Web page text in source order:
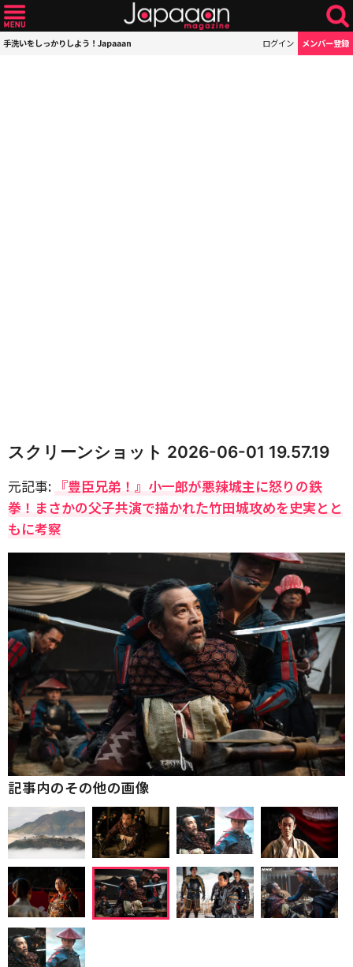
手洗いをしっかりしよう！Japaaan ログイン メンバー登録
スクリーンショット 2026-06-01 19.57.19
元記事: 『豊臣兄弟！』小一郎が悪辣城主に怒りの鉄
拳！まさかの父子共演で描かれた竹田城攻めを史実とと
もに考察
記事内のその他の画像